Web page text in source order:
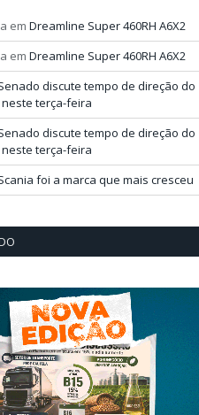
em Dreamline Super 460RH A6X2
em Dreamline Super 460RH A6X2
discute tempo de direção do
terça-feira
discute tempo de direção do
terça-feira
foi a marca que mais cresceu